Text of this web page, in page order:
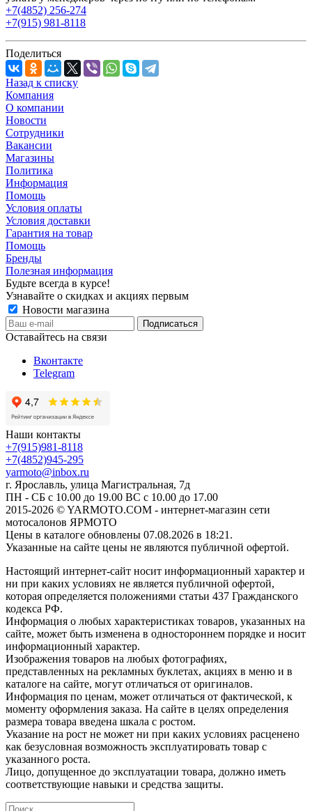
+7(4852) 256-274
+7(915) 981-8118
Поделиться
Назад к списку
Компания
О компании
Новости
Сотрудники
Вакансии
Магазины
Политика
Информация
Помощь
Условия оплаты
Условия доставки
Гарантия на товар
Помощь
Бренды
Полезная информация
Будьте всегда в курсе!
Узнавайте о скидках и акциях первым
Новости магазина
Оставайтесь на связи
Вконтакте
Telegram
Наши контакты
+7(915)981-8118
+7(4852)945-295
yarmoto@inbox.ru
г. Ярославль, улица Магистральная, 7д
ПН - СБ с 10.00 до 19.00 ВС с 10.00 до 17.00
2015-2026 © YARMOTO.COM - интернет-магазин сети
мотосалонов ЯРМОТО
Цены в каталоге обновлены 07.08.2026 в 18:21.
Указанные на сайте цены не являются публичной офертой.
Настоящий интернет-сайт носит информационный характер и
ни при каких условиях не является публичной офертой,
которая определяется положениями статьи 437 Гражданского
кодекса РФ.
Информация о любых характеристиках товаров, указанных на
сайте, может быть изменена в одностороннем порядке и носит
информационный характер.
Изображения товаров на любых фотографиях,
представленных на рекламных буклетах, акциях в меню и в
каталоге на сайте, могут отличаться от оригиналов.
Информация по ценам, может отличаться от фактической, к
моменту оформления заказа. На сайте в целях определения
размера товара введена шкала с ростом.
Указание на рост не может ни при каких условиях расценено
как безусловная возможность эксплуатировать товар с
указанного роста.
Лицо, допущенное до эксплуатации товара, должно иметь
соответствующие навыки и средства защиты.